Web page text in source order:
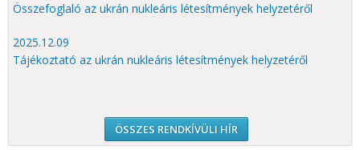
Összefoglaló az ukrán nukleáris létesítmények helyzetéről
2025.12.09
Tájékoztató az ukrán nukleáris létesítmények helyzetéről
ÖSSZES RENDKÍVÜLI HÍR